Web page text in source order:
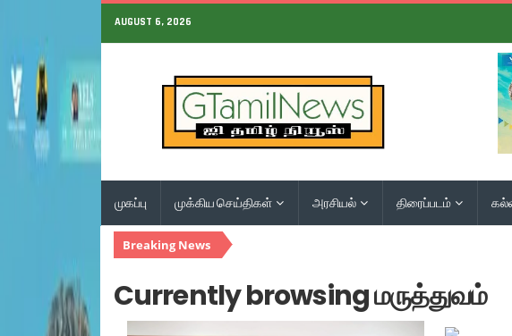
AUGUST 6, 2026
முகப்பு முக்கிய செய்திகள் அரசியல் திரைப்படம்
Breaking News
Currently browsing மருத்துவம்